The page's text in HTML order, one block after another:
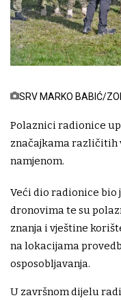
SRV MARKO BABIĆ/
Polaznici radionice
značajkama različitih
namjenom.
Veći dio radionice bio
dronovima te su
znanja i vještine
na lokacijama
osposobljavanja.
U završnom dijelu